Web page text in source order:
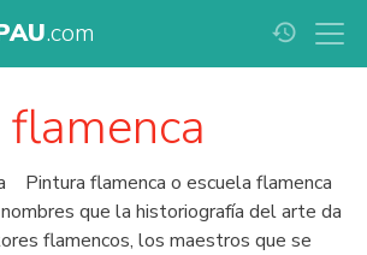
.com history
Pintura flamenca o escuela flamenca
que la historiografía del arte da
flamencos, los maestros que se